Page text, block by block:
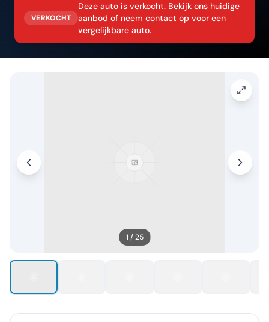
VERKOCHT
Deze auto is verkocht. Bekijk ons huidige
aanbod of neem contact op voor een
vergelijkbare auto.
1 /25